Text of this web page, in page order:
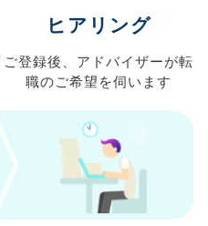
ヒアリング
ご登録後、 アドバイザーが転
職のご希望を伺います